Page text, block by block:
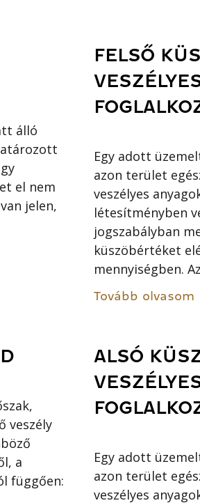
álló
el nem
jelen,
FELSŐ
Egy adott
azon terület
veszélyes
létesítményben
jogszabályban
küszöbértéket
mennyiségben.
Tovább olvasom
veszély
a
függően:
ALSÓ
Egy adott
azon terület
veszélyes